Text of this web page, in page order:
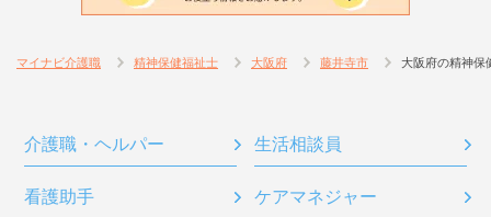
マイナビ介護職 精神保健福祉士 大阪府 藤井寺市 大阪府の精神保
介護職・ヘルパー 生活相談員
看護助手 ケアマネジャー